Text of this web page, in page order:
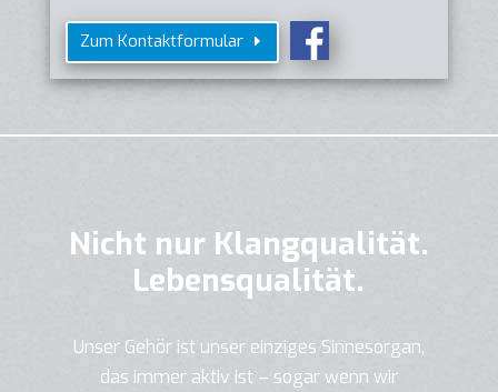
Zum Kontaktformular
Nicht nur Klangqualität.
Lebensqualität.
Unser Gehör ist unser einziges Sinnesorgan,
das immer aktiv ist – sogar wenn wir